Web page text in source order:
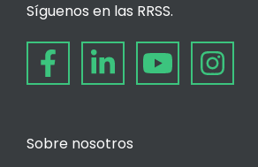
Síguenos en las RRSS.
Sobre nosotros